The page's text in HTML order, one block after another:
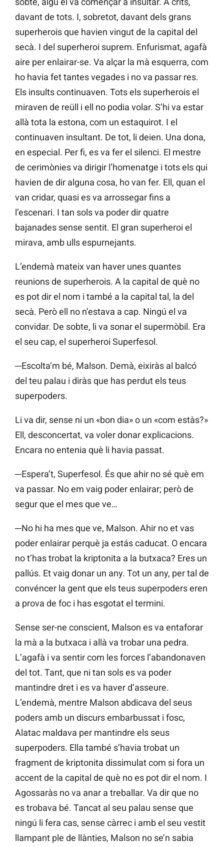
davant de tots. I, sobretot, davant dels grans
superherois que havien vingut de la capital del
secà. I del superheroi suprem. Enfurismat, agafà
aire per enlairar-se. Va alçar la mà esquerra, com
ho havia fet tantes vegades i no va passar res.
Els insults continuaven. Tots els superherois el
miraven de reüll i ell no podia volar. S’hi va estar
allà tota la estona, com un estaquirot. I el
continuaven insultant. De tot, li deien. Una dona,
en especial. Per fi, es va fer el silenci. El mestre
de cerimònies va dirigir l’homenatge i tots els qui
havien de dir alguna cosa, ho van fer. Ell, quan el
van cridar, quasi es va arrossegar fins a
l’escenari. I tan sols va poder dir quatre
bajanades sense sentit. El gran superheroi el
mirava, amb ulls espurnejants.
L’endemà mateix van haver unes quantes
reunions de superherois. A la capital de què no
es pot dir el nom i també a la capital tal, la del
secà. Però ell no n’estava a cap. Ningú el va
convidar. De sobte, li va sonar el supermòbil. Era
el seu cap, el superheroi Superfesol.
─Escolta’m bé, Malson. Demà, eixiràs al balcó
del teu palau i diràs que has perdut els teus
superpoders.
Li va dir, sense ni un «bon dia» o un «com estàs?»
Ell, desconcertat, va voler donar explicacions.
Encara no entenia què li havia passat.
─Espera’t, Superfesol. És que ahir no sé què em
va passar. No em vaig poder enlairar; però de
segur que el mes que ve…
─No hi ha mes que ve, Malson. Ahir no et vas
poder enlairar perquè ja estás caducat. O encara
no t’has trobat la kriptonita a la butxaca? Eres un
pallús. Et vaig donar un any. Tot un any, per tal de
convéncer la gent que els teus superpoders eren
a prova de foc i has esgotat el termini.
Sense ser-ne conscient, Malson es va entaforar
la mà a la butxaca i allà va trobar una pedra.
L’agafà i va sentir com les forces l’abandonaven
del tot. Tant, que ni tan sols es va poder
mantindre dret i es va haver d’asseure.
L’endemà, mentre Malson abdicava del seus
poders amb un discurs embarbussat i fosc,
Alatac maldava per mantindre els seus
superpoders. Ella també s’havia trobat un
fragment de kriptonita dissimulat com si fora un
accent de la capital de què no es pot dir el nom. I
Agossaràs no va anar a treballar. Va dir que no
es trobava bé. Tancat al seu palau sense que
ningú li fera cas, sense càrrec i amb el seu vestit
llampant ple de llànties, Malson no se’n sabia